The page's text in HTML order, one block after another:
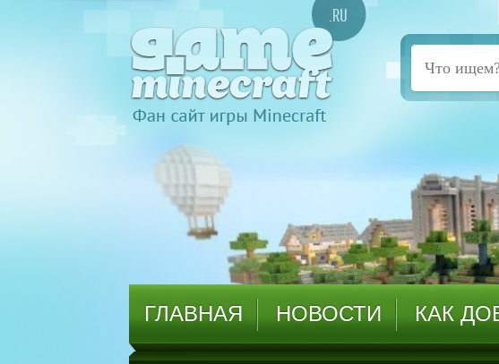
ГЛАВНАЯ НОВОСТИ КАК